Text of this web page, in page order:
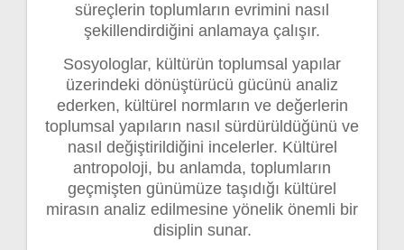
süreçlerin toplumların evrimini nasıl
şekillendirdiğini anlamaya çalışır.
Sosyologlar, kültürün toplumsal yapılar
üzerindeki dönüştürücü gücünü analiz
ederken, kültürel normların ve değerlerin
toplumsal yapıların nasıl sürdürüldüğünü ve
nasıl değiştirildiğini incelerler. Kültürel
antropoloji, bu anlamda, toplumların
geçmişten günümüze taşıdığı kültürel
mirasın analiz edilmesine yönelik önemli bir
disiplin sunar.